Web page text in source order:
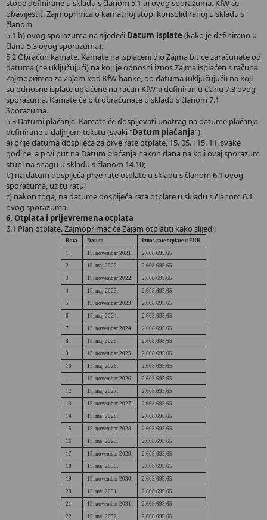
stope definirane u skladu s članom 5.1 a) ovog sporazuma. KfW će
obavijestiti Zajmoprimca o kamatnoj stopi konsolidiranoj u skladu s
članom
5.1 b) ovog sporazuma na sljedeći Datum isplate (kako je definirano u
članu 5.3 ovog sporazuma).
5.2 Obračun kamate. Kamate na isplaćeni dio Zajma bit će zaračunate od
datuma (ne uključujući) na koji je odnosni iznos Zajma isplaćen s računa
Zajmoprimca za Zajam kod KfW banke, do datuma (uključujući) na koji
su odnosne isplate uplaćene na račun KfW-a definiran u članu 7.3 ovog
sporazuma. Kamate će biti obračunate u skladu s članom 7.1
Sporazuma.
5.3 Datumi plaćanja. Kamate će dospijevati unatrag na datume plaćanja
definirane u daljnjem tekstu (svaki "Datum plaćanja"):
a) prije datuma dospijeća za prve rate otplate, 15. 05. i 15. 11. svake
godine, a prvi put na Datum plaćanja nakon dana na koji ovaj sporazum
stupi na snagu u skladu s članom 14.10;
b) na datum dospijeća prve rate otplate u skladu s članom 6.1 ovog
sporazuma, uz tu ratu;
c) nakon toga, na datume dospijeća rata otplate u skladu s članom 6.1
ovog sporazuma.
6. Otplata i prijevremena otplata
6.1 Plan otplate. Zajmoprimac će Zajam otplatiti kako slijedi:
Rata Datum Iznos rate otplate u EUR
1 15. novembar 2021. 2.608.695,65
2 15. maj 2022. 2.608.695,65
3 15. novembar 2022. 2.608.695,65
4 15. maj 2023. 2.608.695,65
5 15. novembar 2023. 2.608.695,65
6 15. maj 2024. 2.608.695,65
7 15. novembar 2024. 2.608.695,65
8 15. maj 2025. 2.608.695,65
9 15. novembar 2025. 2.608.695,65
10 15. maj 2026. 2.608.695,65
11 15. novembar 2026. 2.608.695,65
12 15. maj 2027. 2.608.695,65
13 15. novembar 2027. 2.608.695,65
14 15. maj 2028. 2.608.695,65
15 15. novembar 2028. 2.608.695,65
16 15. maj 2029. 2.608.695,65
17 15. novembar 2029. 2.608.695,65
18 15. maj 2030. 2.608.695,65
19 15. novembar 2030. 2.608.695,65
20 15. maj 2031. 2.608.695,65
21 15. novembar 2031. 2.608.695,65
22 15. maj 2032. 2.608.695,65